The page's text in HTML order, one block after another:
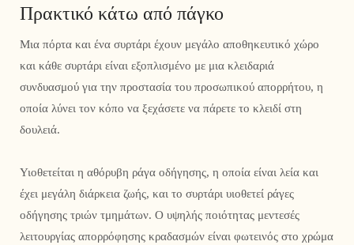
Πρακτικό κάτω από πάγκο
Μια πόρτα και ένα συρτάρι έχουν μεγάλο αποθηκευτικό χώρο
και κάθε συρτάρι είναι εξοπλισμένο με μια κλειδαριά
συνδυασμού για την προστασία του προσωπικού απορρήτου, η
οποία λύνει τον κόπο να ξεχάσετε να πάρετε το κλειδί στη
δουλειά.
Υιοθετείται η αθόρυβη ράγα οδήγησης, η οποία είναι λεία και
έχει μεγάλη διάρκεια ζωής, και το συρτάρι υιοθετεί ράγες
οδήγησης τριών τμημάτων. Ο υψηλής ποιότητας μεντεσές
λειτουργίας απορρόφησης κραδασμών είναι φωτεινός στο χρώμα